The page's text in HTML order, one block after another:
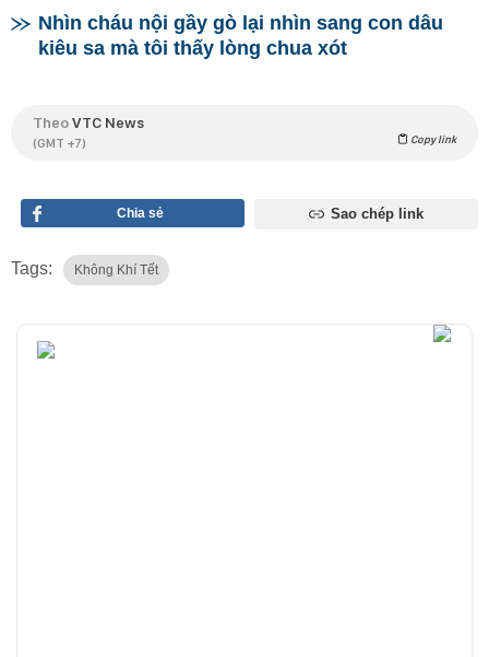
Nhìn cháu nội gầy gò lại nhìn sang con dâu
kiêu sa mà tôi thấy lòng chua xót
TheoVTC News
(GMT +7) Copy link
Chia sẻ Sao chép link
Tags: Không Khí Tết